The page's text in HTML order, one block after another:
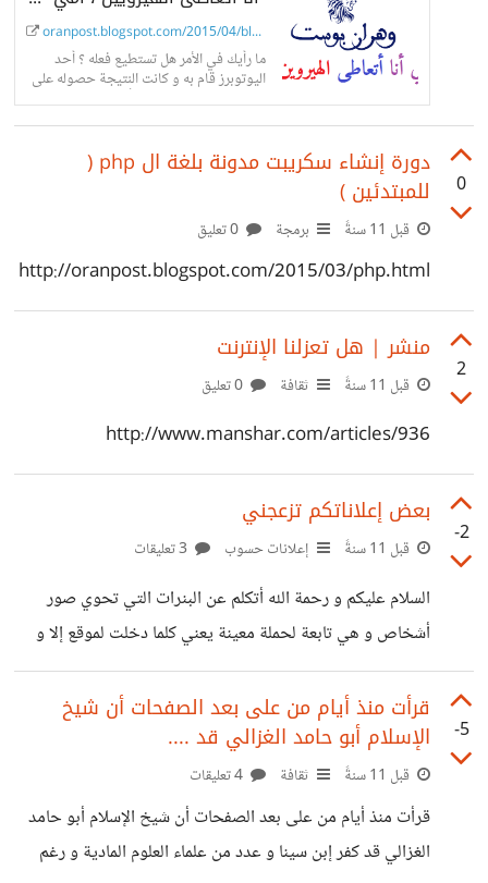
oranpost.blogspot.com/2015/04/blog-pos...
ما رأيك في الأمر هل تستطيع فعله ؟ أحد
اليوتوبرز قام به و كانت النتيجة حصوله على
عدد جيد من الجلدات من أمه التي هالها
0
دورة إنشاء سكريبت مدونة بلغة ال php (
للمبتدئين )
قبل 11 سنةً برمجة
http://oranpost.blogspot.com/2015/03/php.html
2
منشر | هل تعزلنا الإنترنت
قبل 11 سنةً ثقافة
http://www.manshar.com/articles/936
-2
بعض إعلاناتكم تزعجني
قبل 11 سنةً إعلانات حسوب
السلام عليكم و رحمة الله أتكلم عن البنرات التي تحوي صور
أشخاص و هي تابعة لحملة معينة يعني كلما دخلت لموقع إلا و
قابلوني - مع إحترامي للجميع - لكن الأمر يزعجني فعلا أرجوا أن
تروا طريقة أفضل لطرح إعلاناتكم .
-5
قرأت منذ أيام من على بعد الصفحات أن شيخ
الإسلام أبو حامد الغزالي قد ....
قبل 11 سنةً ثقافة
قرأت منذ أيام من على بعد الصفحات أن شيخ الإسلام أبو حامد
الغزالي قد كفر إبن سينا و عدد من علماء العلوم المادية و رغم